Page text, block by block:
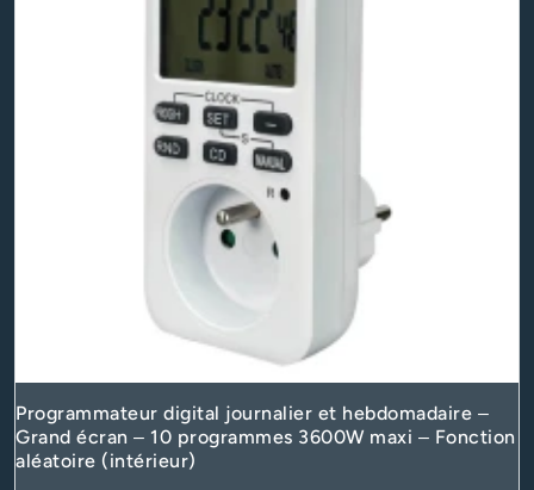
Programmateur digital journalier et hebdomadaire –
Grand écran – 10 programmes 3600W maxi – Fonction
aléatoire (intérieur)